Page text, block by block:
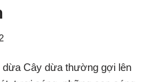
Cây dừa thường gợi lên